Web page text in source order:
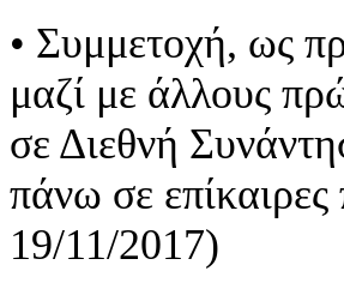
• Συμμετοχή, ως
μαζί με άλλους
σε Διεθνή
πάνω σε
19/11/2017)